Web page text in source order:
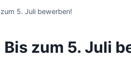
5. Juli bewerben!
zum 5. Juli